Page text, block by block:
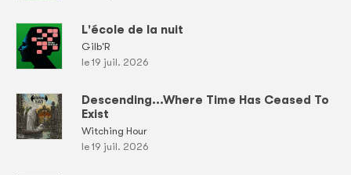
L'école de la nuit
Gilb'R
le 19 juil. 2026
Descending...Where Time Has Ceased To
Exist
Witching Hour
le 19 juil. 2026